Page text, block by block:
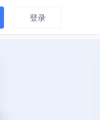
登录